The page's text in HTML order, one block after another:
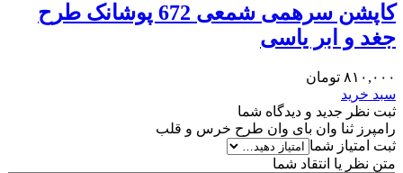
کاپشن سرهمی شمعی 672 پوشانک طرح
جغد و ابر یاسی
۸۱۰,۰۰۰ تومان
سبد خرید
ثبت نظر جدید و دیدگاه شما
رامپرز ثنا وان بای وان طرح خرس و قلب
ثبت امتیاز شما
متن نظر یا انتقاد شما